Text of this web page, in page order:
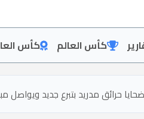
كأس العالم كأس
حرائق مدريد بتبرع جديد ويواصل